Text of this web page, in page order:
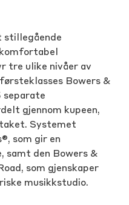
stillegående
tre ulike nivåer av
Bowers &
separate
gjennom kupeen,
Systemet
som gir en
samt den Bowers &
som gjenskaper
musikkstudio.